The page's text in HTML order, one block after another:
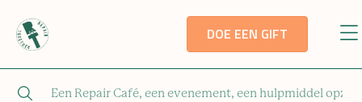
DOE EEN GIFT